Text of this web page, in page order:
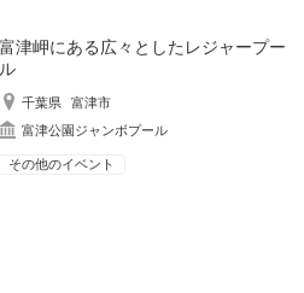
富津岬にある広々としたレジャープー
ル
千葉県
富津市
富津公園ジャンボプール
その他のイベント